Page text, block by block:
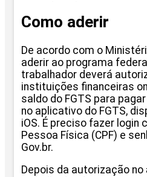
Como aderir
De acordo com o
aderir ao programa
trabalhador deverá
instituições financeiras
saldo do FGTS para
no aplicativo do FGTS,
iOS. É preciso fazer login
Pessoa Física (CPF) e
Gov.br.
Depois da autorização